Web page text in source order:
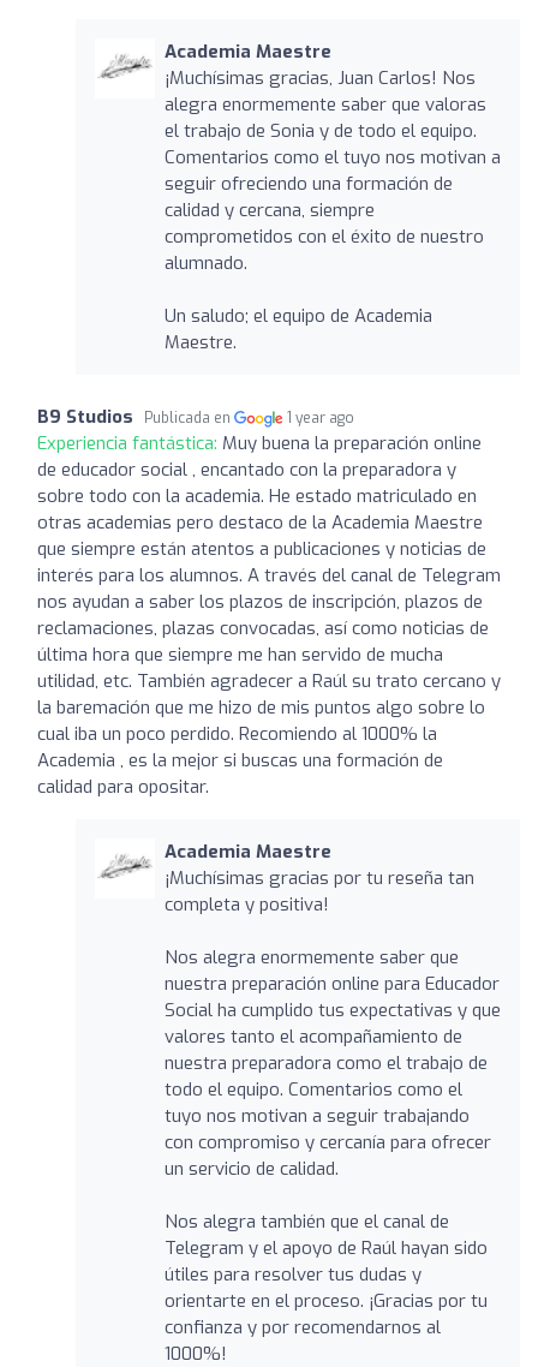
Academia Maestre
¡Muchísimas gracias, Juan Carlos! Nos
alegra enormemente saber que valoras
el trabajo de Sonia y de todo el equipo.
Comentarios como el tuyo nos motivan a
seguir ofreciendo una formación de
calidad y cercana, siempre
comprometidos con el éxito de nuestro
alumnado.
Un saludo; el equipo de Academia
Maestre.
B9 Studios Publicada en 1 year ago
Experiencia fantástica: Muy buena la preparación online
de educador social , encantado con la preparadora y
sobre todo con la academia. He estado matriculado en
otras academias pero destaco de la Academia Maestre
que siempre están atentos a publicaciones y noticias de
interés para los alumnos. A través del canal de Telegram
nos ayudan a saber los plazos de inscripción, plazos de
reclamaciones, plazas convocadas, así como noticias de
última hora que siempre me han servido de mucha
utilidad, etc. También agradecer a Raúl su trato cercano y
la baremación que me hizo de mis puntos algo sobre lo
cual iba un poco perdido. Recomiendo al 1000% la
Academia , es la mejor si buscas una formación de
calidad para opositar.
Academia Maestre
¡Muchísimas gracias por tu reseña tan
completa y positiva!
Nos alegra enormemente saber que
nuestra preparación online para Educador
Social ha cumplido tus expectativas y que
valores tanto el acompañamiento de
nuestra preparadora como el trabajo de
todo el equipo. Comentarios como el
tuyo nos motivan a seguir trabajando
con compromiso y cercanía para ofrecer
un servicio de calidad.
Nos alegra también que el canal de
Telegram y el apoyo de Raúl hayan sido
útiles para resolver tus dudas y
orientarte en el proceso. ¡Gracias por tu
confianza y por recomendarnos al
1000%!